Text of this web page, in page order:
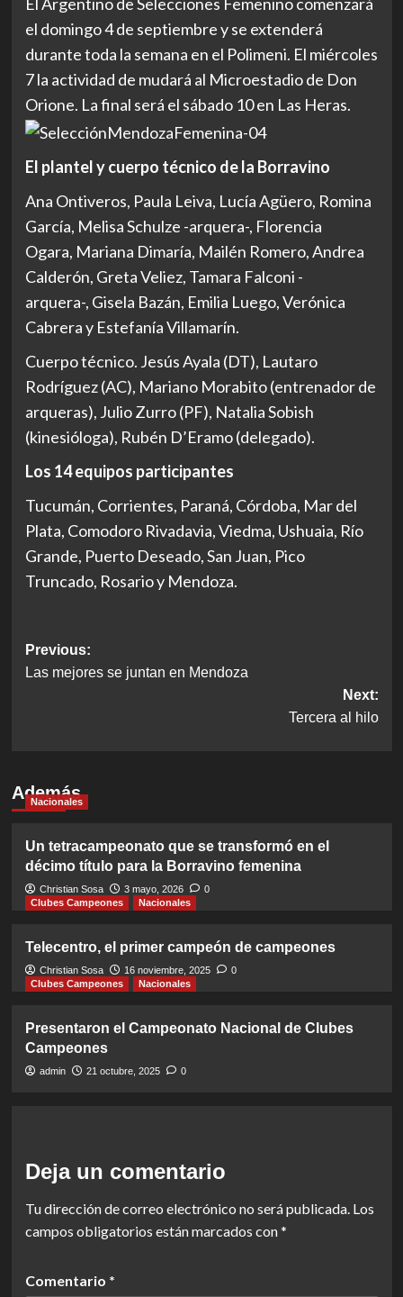
El Argentino de Selecciones Femenino comenzará
el domingo 4 de septiembre y se extenderá
durante toda la semana en el Polimeni. El miércoles
7 la actividad de mudará al Microestadio de Don
Orione. La final será el sábado 10 en Las Heras.
El plantel y cuerpo técnico de la Borravino
Ana Ontiveros, Paula Leiva, Lucía Agüero, Romina
García, Melisa Schulze -arquera-, Florencia
Ogara, Mariana Dimaría, Mailén Romero, Andrea
Calderón, Greta Veliez, Tamara Falconi -
arquera-, Gisela Bazán, Emilia Luego, Verónica
Cabrera y Estefanía Villamarín.
Cuerpo técnico. Jesús Ayala (DT), Lautaro
Rodríguez (AC), Mariano Morabito (entrenador de
arqueras), Julio Zurro (PF), Natalia Sobish
(kinesióloga), Rubén D’Eramo (delegado).
Los 14 equipos participantes
Tucumán, Corrientes, Paraná, Córdoba, Mar del
Plata, Comodoro Rivadavia, Viedma, Ushuaia, Río
Grande, Puerto Deseado, San Juan, Pico
Truncado, Rosario y Mendoza.
Post
navigation
Previous:
Las mejores se juntan en Mendoza
Next:
Tercera al hilo
Además
Nacionales
Un tetracampeonato que se transformó en el
décimo título para la Borravino femenina
Christian Sosa 3 mayo, 2026
0
Clubes Campeones
Nacionales
Telecentro, el primer campeón de campeones
Christian Sosa 16 noviembre, 2025
0
Clubes Campeones
Nacionales
Presentaron el Campeonato Nacional de Clubes
Campeones
admin 21 octubre, 2025 0
Deja un comentario
Tu dirección de correo electrónico no será publicada. Los
campos obligatorios están marcados con*
Comentario *